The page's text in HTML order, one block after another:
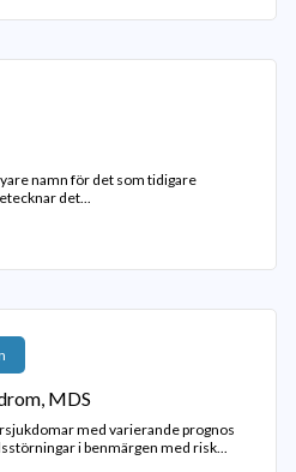
namn för det som tidigare
det...
MDS
med varierande prognos
i benmärgen med risk...